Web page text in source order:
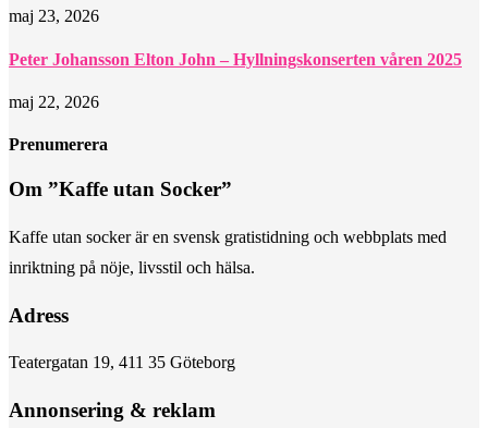
maj 23, 2026
Peter Johansson Elton John – Hyllningskonserten våren 2025
maj 22, 2026
Prenumerera
Om ”Kaffe utan Socker”
Kaffe utan socker är en svensk gratistidning och webbplats med
inriktning på nöje, livsstil och hälsa.
Adress
Teatergatan 19, 411 35 Göteborg
Annonsering & reklam